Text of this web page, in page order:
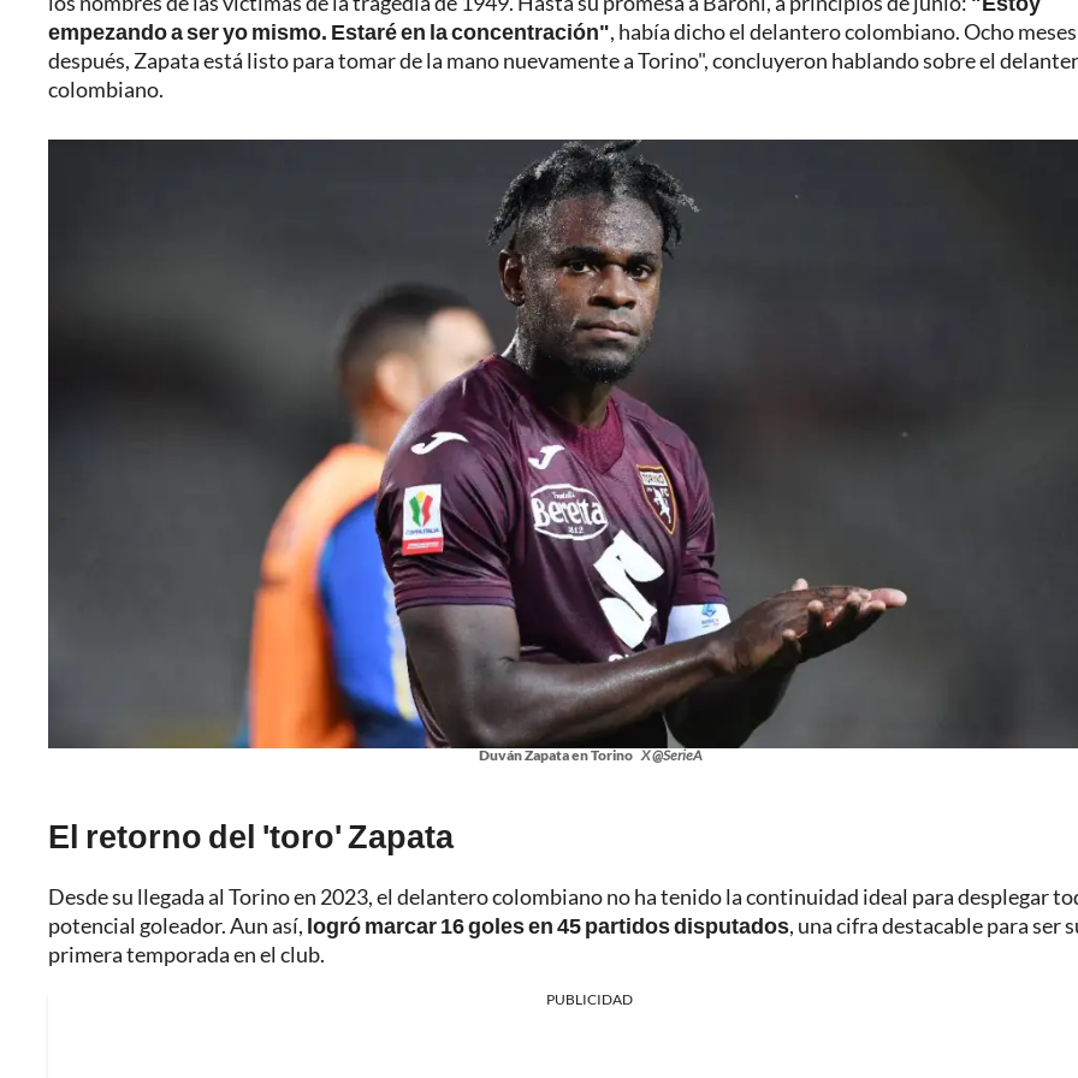
empezando a ser yo mismo. Estaré en la concentración", había dicho el delantero colombiano. Ocho meses
después, Zapata está listo para tomar de la mano nuevamente a Torino", concluyeron hablando sobre el
colombiano.
Duván Zapata en Torino X @SerieA
El retorno del 'toro' Zapata
Desde su llegada al Torino en 2023, el delantero colombiano no ha tenido la continuidad ideal para desplegar
potencial goleador. Aun así, logró marcar 16 goles en 45 partidos disputados, una cifra destacable para ser
primera temporada en el club.
PUBLICIDAD